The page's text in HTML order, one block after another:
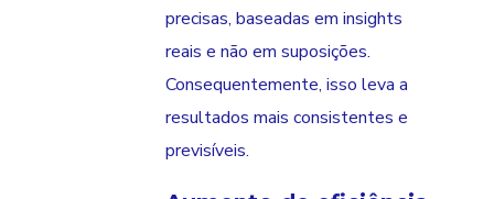
precisas, baseadas em insights
reais e não em suposições.
Consequentemente, isso leva a
resultados mais consistentes e
previsíveis.